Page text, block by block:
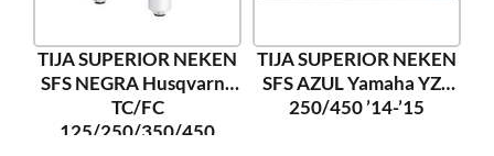
TIJA SUPERIOR NEKEN
SFS NEGRA Husqvarna
TC/FC
125/250/350/450
TIJA SUPERIOR NEKEN
SFS AZUL Yamaha YZF
250/450 ’14-’15